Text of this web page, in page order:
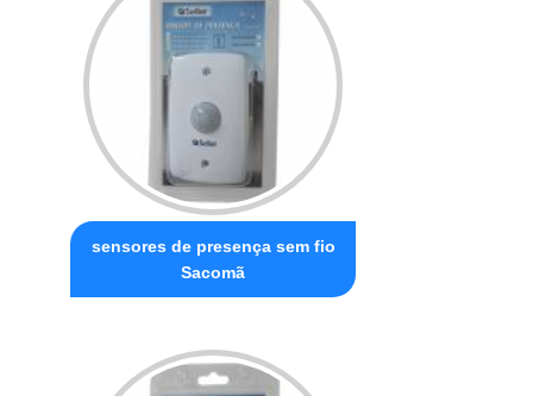
sensores de presença sem fio
Sacomã